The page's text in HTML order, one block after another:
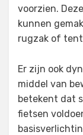
voorzien.
kunnen
rugzak of
Er zijn ook
middel van
betekent dat
fietsen